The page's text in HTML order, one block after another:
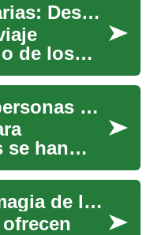
Aventuras ferroviarias: Descubre el encanto del tren
de los
del
Vacaciones para personas mayores: Descubre el encanto de España en septiembre
se han
tendencia
y con
Descubriendo la magia de los viajes en tren: una experiencia escénica para adultos